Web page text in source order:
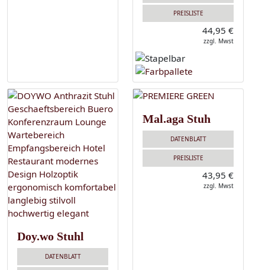
PREISLISTE
44,95 €
zzgl. Mwst
Doy.wo Stuhl
DATENBLATT
Mal.aga Stuh
DATENBLATT
PREISLISTE
43,95 €
zzgl. Mwst